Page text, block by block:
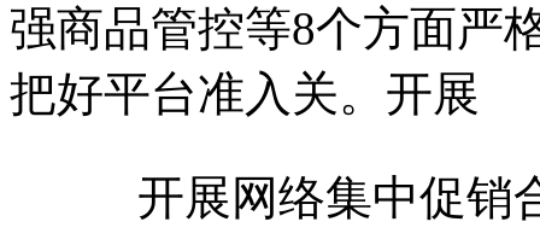
强商品管控等8个方面严
把好平台准入关。开展
开展网络集中促销